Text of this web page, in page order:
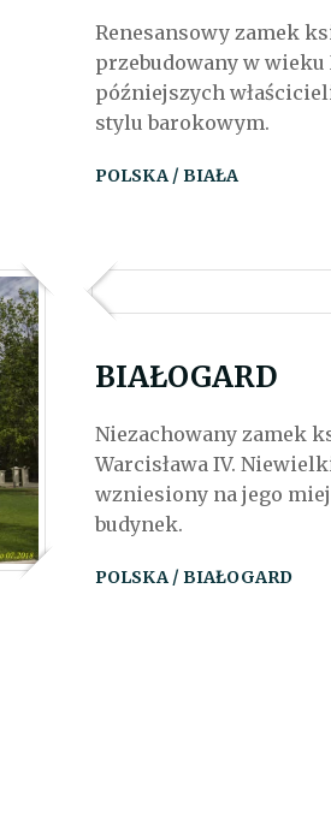
Renesansowy zamek
przebudowany w wieku
późniejszych
stylu barokowym.
POLSKA / BIAŁA
BIAŁOGARD
Niezachowany zamek
Warcisława IV.
wzniesiony na jego
budynek.
POLSKA / BIAŁOGARD